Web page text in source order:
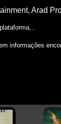
Arad
informações